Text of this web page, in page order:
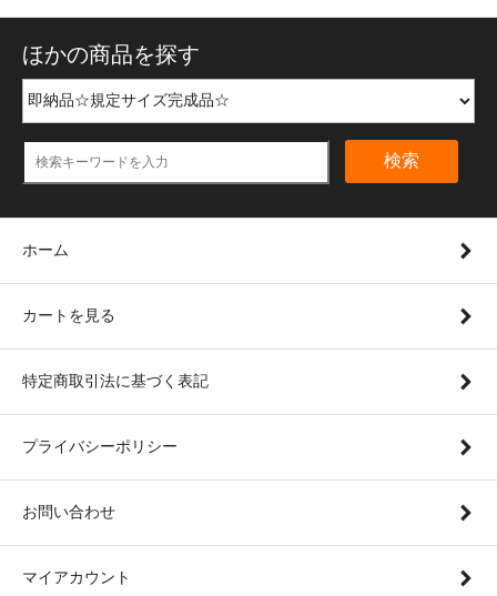
ほかの商品を探す
検索
ホーム
カートを見る
特定商取引法に基づく表記
プライバシーポリシー
お問い合わせ
マイアカウント